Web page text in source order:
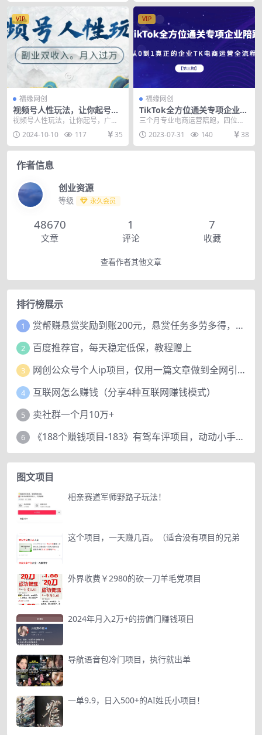
VIP
福缘网创
视频号人性玩法，让你起号，
广告双份收入，副业好选择
视频号人性玩法，让你起号，广告
双份收入，副业好选择
2024-10-10 117 35
VIP
福缘网创
TikTok全方位通关专项企业陪
跑【第三期】，从0到1真正的
企业TK电商运营全流程
三个月专业电商运营陪跑，四位一
体系统传授TK外贸企业玩法，老板
+运营双向输入，从...
2023-07-31 140 38
作者信息
创业资源
等级 永久会员
48670
文章
1
评论
7
收藏
查看作者其他文章
排行榜展示
1 赏帮赚悬赏奖励到账200元，悬赏任务多劳多得，人人可做。
2 百度推荐官，每天稳定低保，教程赠上
3 网创公众号个人ip项目，仅用一篇文章做到全网引流！
4 互联网怎么赚钱（分享4种互联网赚钱模式）
5 卖社群一个月10万+
6 《188个赚钱项目-183》有驾车评项目，动动小手，复制粘贴赚44元！
图文项目
相亲赛道军师野路子玩法！
这个项目，一天赚几百。（适合没有项目的兄弟
外界收费￥2980的砍一刀羊毛党项目
2024年月入2万+的捞偏门赚钱项目
导航语音包冷门项目，执行就出单
一单9.9，日入500+的AI姓氏小项目！